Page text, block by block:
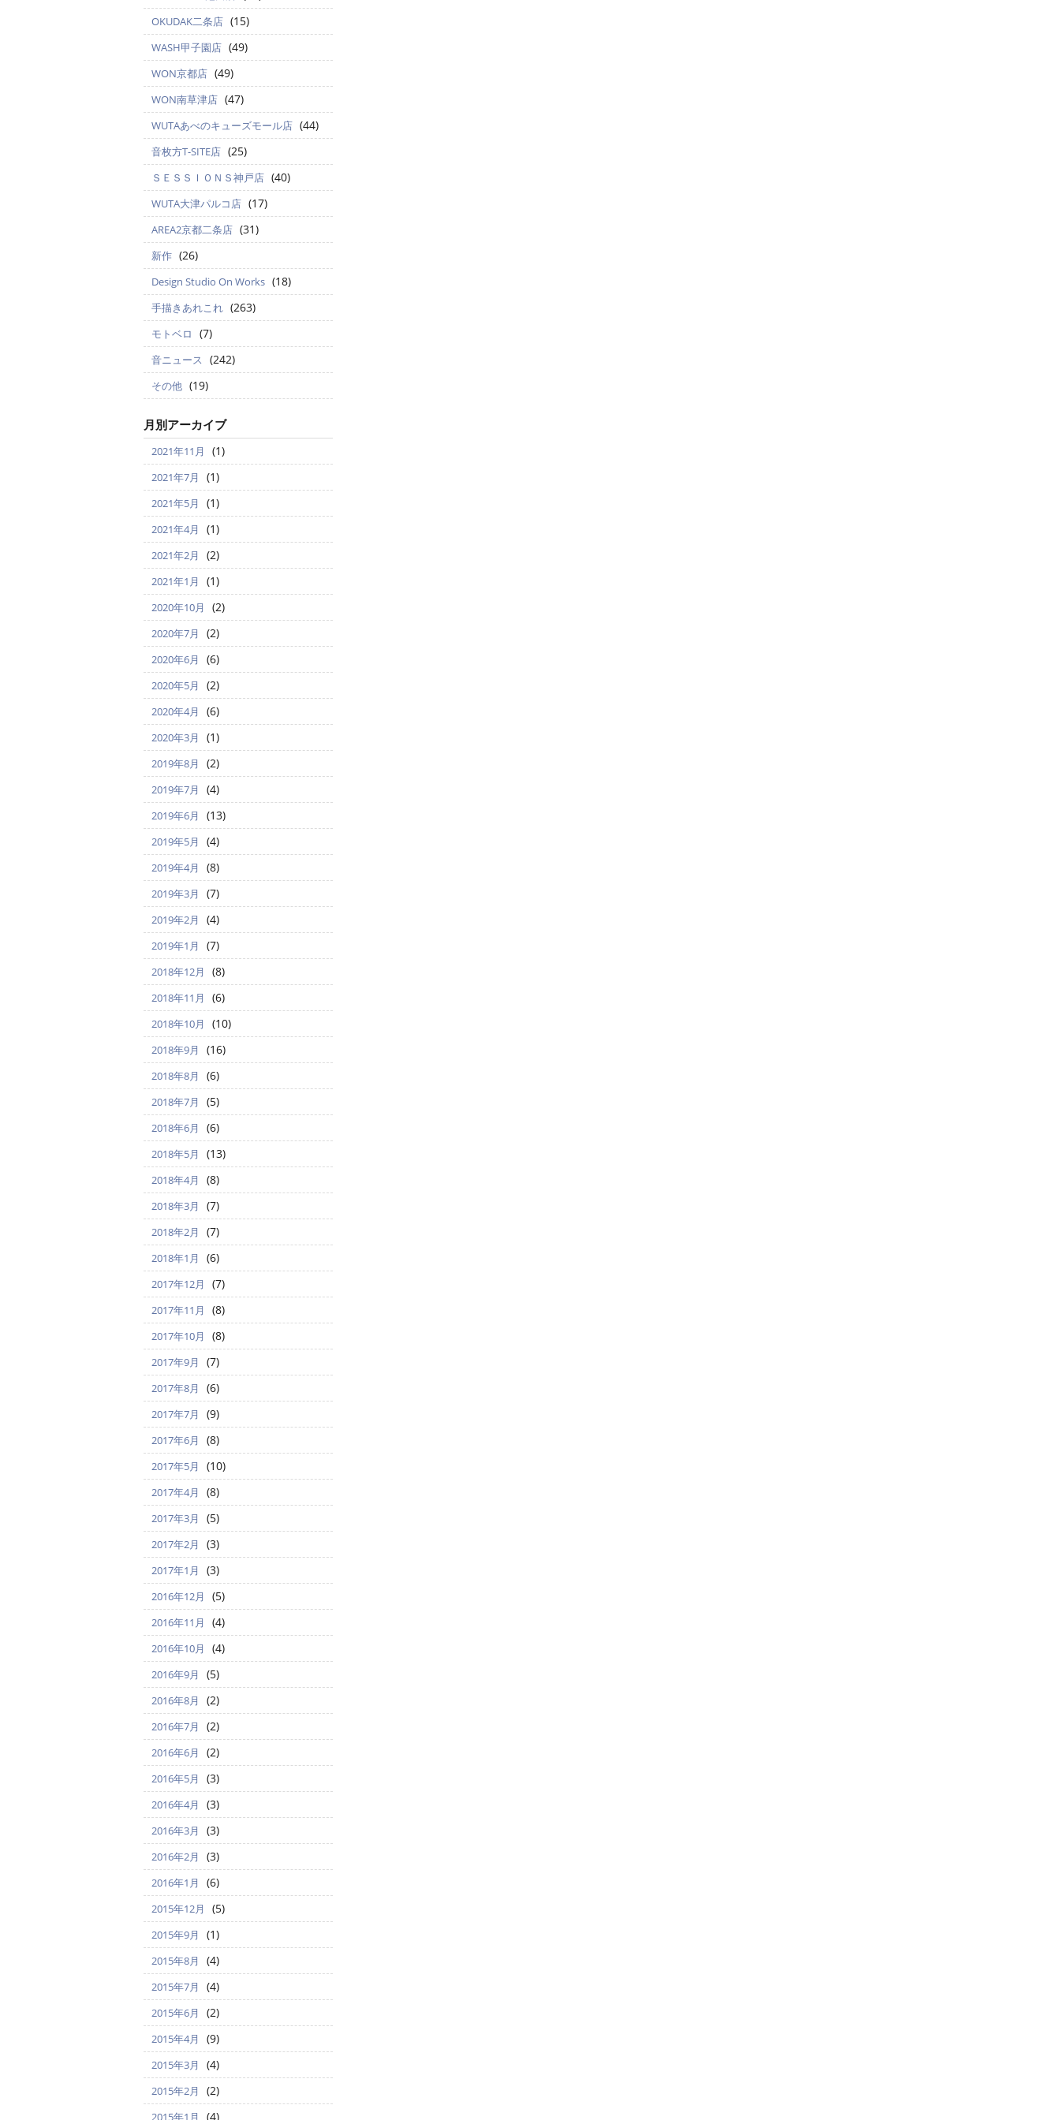
OKUDAK二条店 (15)
WASH甲子園店 (49)
WON京都店 (49)
WON南草津店 (47)
WUTAあべのキューズモール店 (44)
音枚方T-SITE店 (25)
ＳＥＳＳＩＯＮＳ神戸店 (40)
WUTA大津パルコ店 (17)
AREA2京都二条店 (31)
新作 (26)
Design Studio On Works (18)
手描きあれこれ (263)
モトベロ (7)
音ニュース (242)
その他 (19)
月別アーカイブ
2021年11月 (1)
2021年7月 (1)
2021年5月 (1)
2021年4月 (1)
2021年2月 (2)
2021年1月 (1)
2020年10月 (2)
2020年7月 (2)
2020年6月 (6)
2020年5月 (2)
2020年4月 (6)
2020年3月 (1)
2019年8月 (2)
2019年7月 (4)
2019年6月 (13)
2019年5月 (4)
2019年4月 (8)
2019年3月 (7)
2019年2月 (4)
2019年1月 (7)
2018年12月 (8)
2018年11月 (6)
2018年10月 (10)
2018年9月 (16)
2018年8月 (6)
2018年7月 (5)
2018年6月 (6)
2018年5月 (13)
2018年4月 (8)
2018年3月 (7)
2018年2月 (7)
2018年1月 (6)
2017年12月 (7)
2017年11月 (8)
2017年10月 (8)
2017年9月 (7)
2017年8月 (6)
2017年7月 (9)
2017年6月 (8)
2017年5月 (10)
2017年4月 (8)
2017年3月 (5)
2017年2月 (3)
2017年1月 (3)
2016年12月 (5)
2016年11月 (4)
2016年10月 (4)
2016年9月 (5)
2016年8月 (2)
2016年7月 (2)
2016年6月 (2)
2016年5月 (3)
2016年4月 (3)
2016年3月 (3)
2016年2月 (3)
2016年1月 (6)
2015年12月 (5)
2015年9月 (1)
2015年8月 (4)
2015年7月 (4)
2015年6月 (2)
2015年4月 (9)
2015年3月 (4)
2015年2月 (2)
2015年1月 (4)